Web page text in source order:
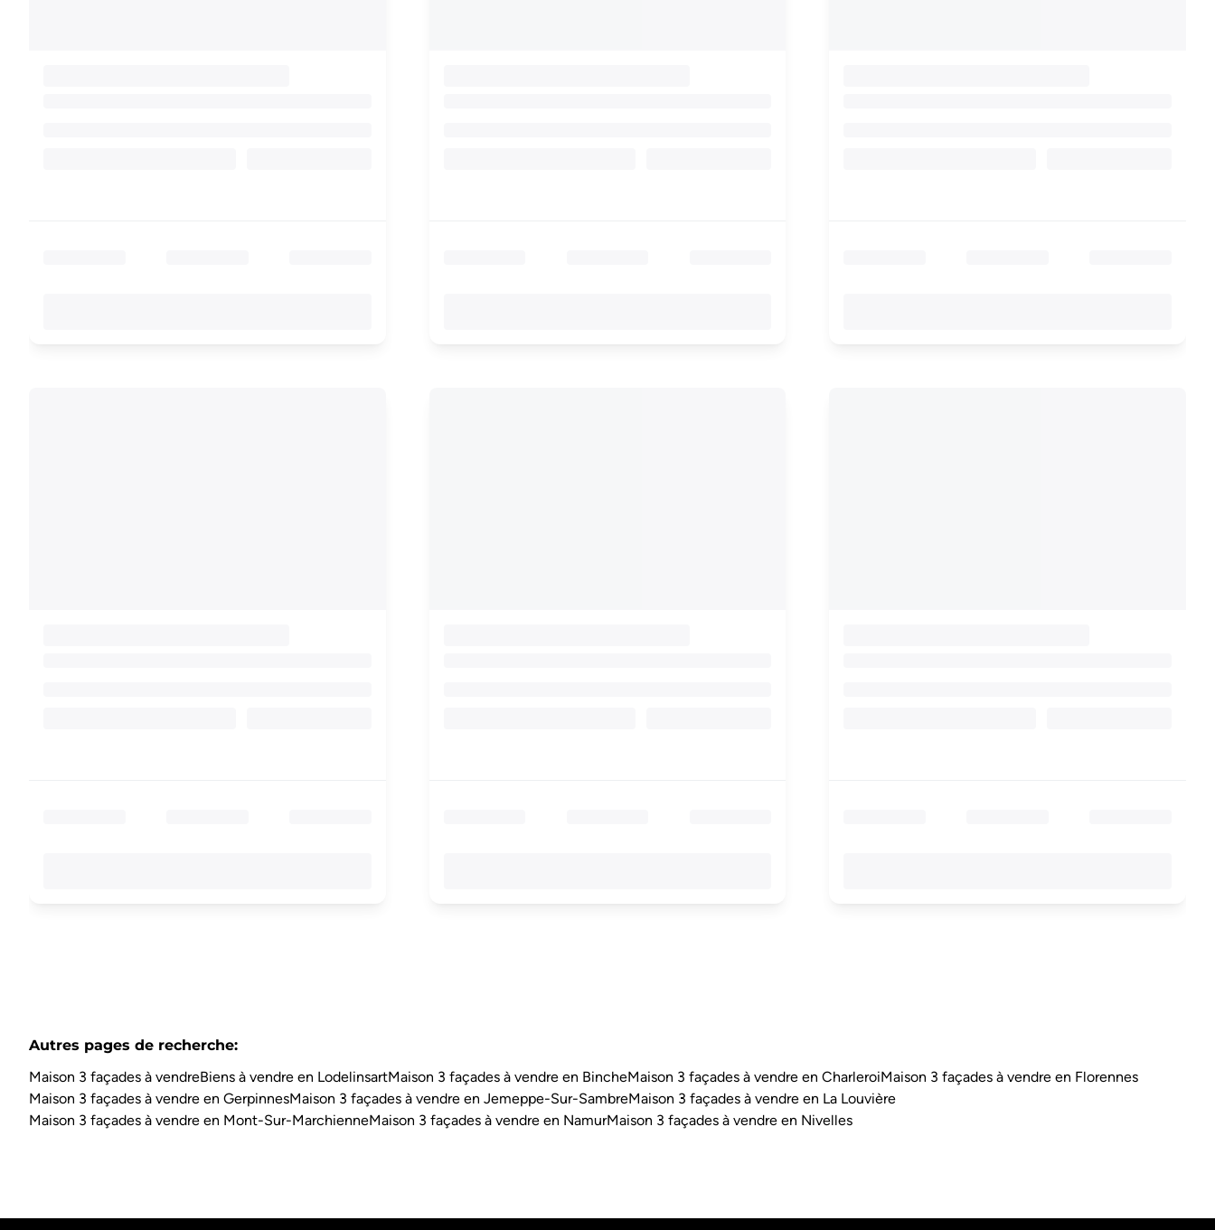
Autres pages de recherche:
Maison 3 façades à vendreBiens à vendre en LodelinsartMaison 3 façades à vendre en BincheMaison 3 façades à vendre en CharleroiMaison 3 façades à vendre en Florennes
Maison 3 façades à vendre en GerpinnesMaison 3 façades à vendre en Jemeppe-Sur-SambreMaison 3 façades à vendre en La Louvière
Maison 3 façades à vendre en Mont-Sur-MarchienneMaison 3 façades à vendre en NamurMaison 3 façades à vendre en Nivelles